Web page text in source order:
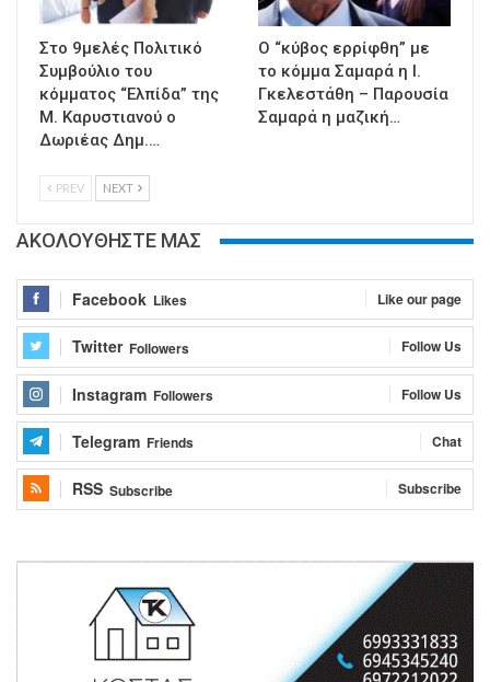
Στο 9μελές Πολιτικό
Συμβούλιο του
κόμματος “Ελπίδα” της
Μ. Καρυστιανού ο
Δωριέας Δημ.…
Ο “κύβος ερρίφθη” με
το κόμμα Σαμαρά η Ι.
Γκελεστάθη – Παρουσία
Σαμαρά η μαζική…
PREV NEXT
ΑΚΟΛΟΥΘΗΣΤΕ ΜΑΣ
Facebook Likes Like our page
Twitter Followers Follow Us
Instagram Followers Follow Us
Telegram Friends Chat
RSS Subscribe Subscribe